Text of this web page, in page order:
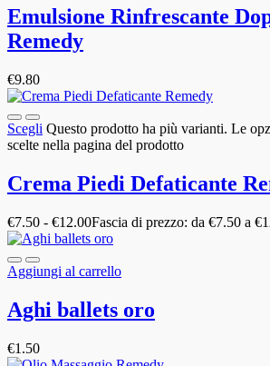
Emulsione Rinfrescante
Remedy
€9.80
Scegli Questo prodotto ha più varianti. Le
scelte nella pagina del prodotto
Crema Piedi Defaticante
€7.50 - €12.00Fascia di prezzo: da €7.50 a
Aggiungi al carrello
Aghi ballets oro
€1.50